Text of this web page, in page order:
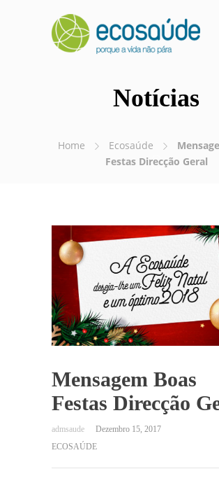
Notícias
Home Ecosaúde
Festas Direcção Geral
Mensagem Boas
Festas Direcção
Dezembro 15, 2017
ECOSAÚDE